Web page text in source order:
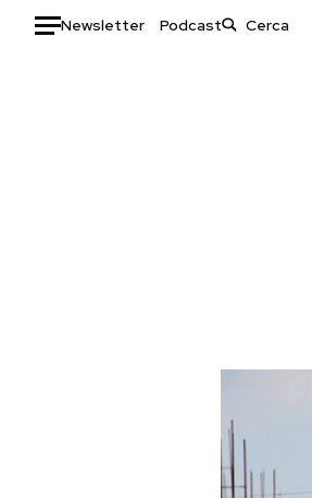
Newsletter Podcast
Ok